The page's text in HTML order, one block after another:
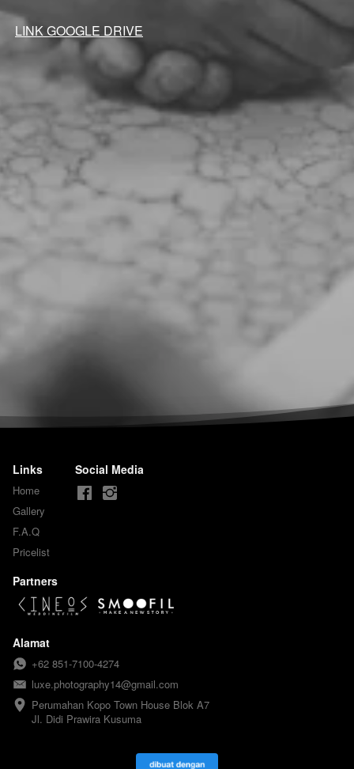
LINK GOOGLE DRIVE
Links
Home
Gallery
F.A.Q
Pricelist
Social Media
Partners
Alamat
+62 851-7100-4274
luxe.photography14@gmail.com
Perumahan Kopo Town House Blok A7
Jl. Didi Prawira Kusuma